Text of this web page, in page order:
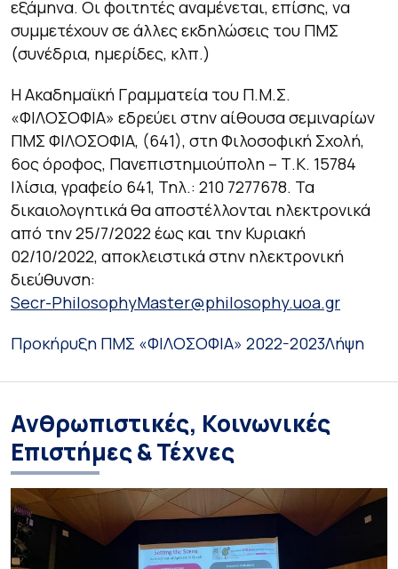
εξάμηνα. Οι φοιτητές αναμένεται, επίσης, να
συμμετέχουν σε άλλες εκδηλώσεις του ΠΜΣ
(συνέδρια, ημερίδες, κλπ.)
Η Ακαδημαϊκή Γραμματεία του Π.Μ.Σ.
«ΦΙΛΟΣΟΦΙΑ» εδρεύει στην αίθουσα σεμιναρίων
ΠΜΣ ΦΙΛΟΣΟΦΙΑ, (641), στη Φιλοσοφική Σχολή,
6ος όροφος, Πανεπιστημιούπολη – Τ.Κ. 15784
Ιλίσια, γραφείο 641, Τηλ.: 210 7277678. Τα
δικαιολογητικά θα αποστέλλονται ηλεκτρονικά
από την 25/7/2022 έως και την Κυριακή
02/10/2022, αποκλειστικά στην ηλεκτρονική
διεύθυνση:
Secr-PhilosophyMaster@philosophy.uoa.gr
Προκήρυξη ΠΜΣ «ΦΙΛΟΣΟΦΙΑ» 2022-2023Λήψη
Ανθρωπιστικές, Κοινωνικές
Επιστήμες & Τέχνες